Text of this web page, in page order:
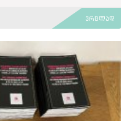
ვრცლად